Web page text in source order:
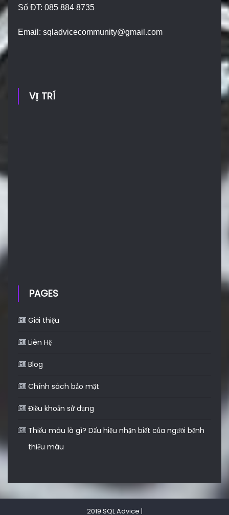
Số ĐT: 085 884 8735
Email:sqladvicecommunity@gmail.com
VỊ TRÍ
PAGES
Giới thiệu
Liên Hệ
Blog
Chính sách bảo mật
Điều khoản sử dụng
Thiếu máu là gì? Dấu hiệu nhận biết của người bệnh
thiếu máu
2019 SQL Advice |